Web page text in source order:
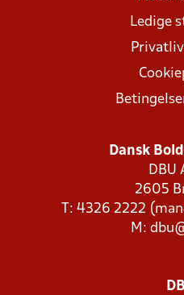
Ledige
Dansk
DBU
2605
T: 4326 2222
M: